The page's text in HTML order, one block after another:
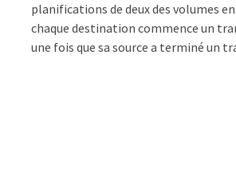
planifications de deux des volumes
chaque destination commence un
une fois que sa source a terminé un